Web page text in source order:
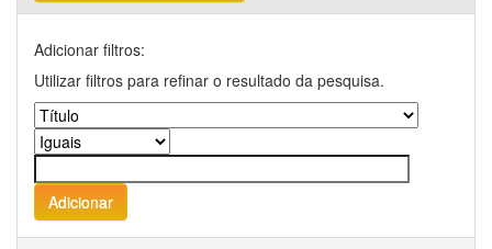
Adicionar filtros:
Utilizar filtros para refinar o resultado da pesquisa.